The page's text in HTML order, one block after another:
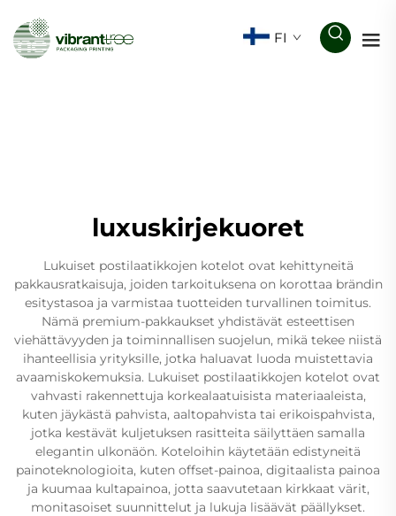
FI
luxuskirjekuoret
Lukuiset postilaatikkojen kotelot ovat kehittyneitä
pakkausratkaisuja, joiden tarkoituksena on korottaa brändin
esitystasoa ja varmistaa tuotteiden turvallinen toimitus.
Nämä premium-pakkaukset yhdistävät esteettisen
viehättävyyden ja toiminnallisen suojelun, mikä tekee niistä
ihanteellisia yrityksille, jotka haluavat luoda muistettavia
avaamiskokemuksia. Lukuiset postilaatikkojen kotelot ovat
vahvasti rakennettuja korkealaatuisista materiaaleista,
kuten jäykästä pahvista, aaltopahvista tai erikoispahvista,
jotka kestävät kuljetuksen rasitteita säilyttäen samalla
elegantin ulkonäön. Koteloihin käytetään edistyneitä
painoteknologioita, kuten offset-painoa, digitaalista painoa
ja kuumaa kultapainoa, jotta saavutetaan kirkkaat värit,
monitasoiset suunnittelut ja lukuja lisäävät päällykset.